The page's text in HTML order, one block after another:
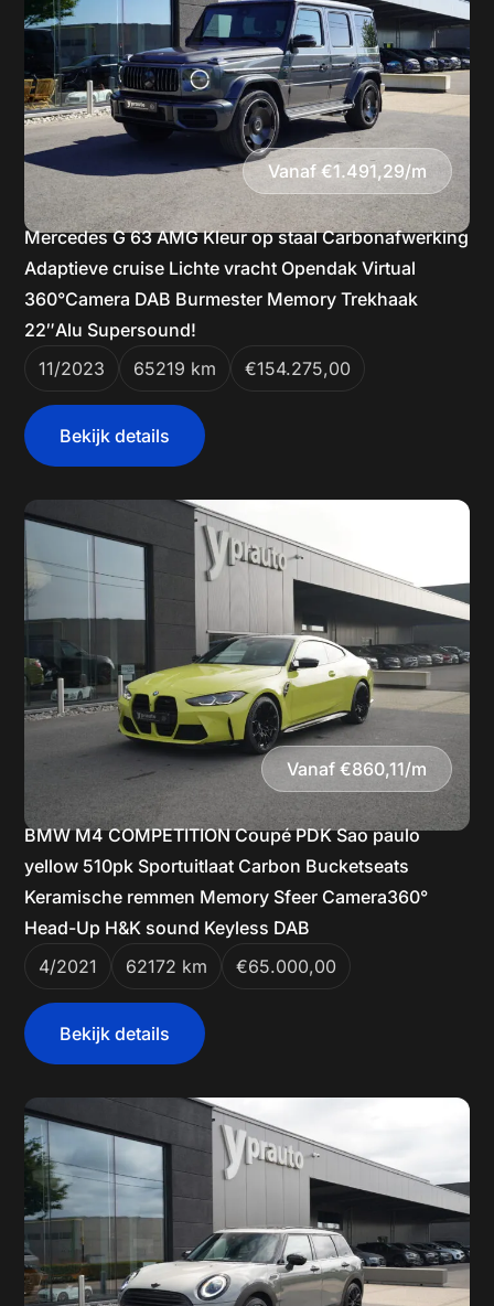
Vanaf €1.491,29/m
Mercedes G 63 AMG Kleur op staal Carbonafwerking
Adaptieve cruise Lichte vracht Opendak Virtual
360°Camera DAB Burmester Memory Trekhaak
22″Alu Supersound!
11/2023
65219 km €154.275,00
Bekijk details
Vanaf €860,11/m
BMW M4 COMPETITION Coupé PDK Sao paulo
yellow 510pk Sportuitlaat Carbon Bucketseats
Keramische remmen Memory Sfeer Camera360°
Head-Up H&K sound Keyless DAB
4/2021
62172 km €65.000,00
Bekijk details